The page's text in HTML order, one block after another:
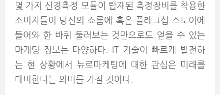
몇 가지 신경측정 모듈이 탑재된 측정장비를 착용한
소비자들이 당신의 쇼룸에 혹은 플래그십 스토어에
들어와 한 바퀴 둘러보는 것만으로도 얻을 수 있는
마케팅 정보는 다양하다. IT 기술이 빠르게 발전하
는 현 상황에서 뉴로마케팅에 대한 관심은 미래를
대비한다는 의미를 가질 것이다.